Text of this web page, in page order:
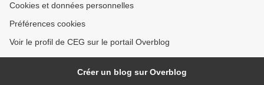
Cookies et données personnelles
Préférences cookies
Voir le profil de CEG sur le portail Overblog
Créer un blog sur Overblog